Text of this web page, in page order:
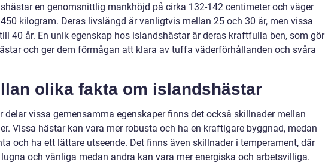
en genomsnittlig mankhöjd på cirka 132-142 centimeter och väger
kilogram. Deras livslängd är vanligtvis mellan 25 och 30 år, men vissa
40 år. En unik egenskap hos islandshästar är deras kraftfulla ben, som gör
och ger dem förmågan att klara av tuffa väderförhållanden och svåra
olika fakta om islandshästar
vissa gemensamma egenskaper finns det också skillnader mellan
Vissa hästar kan vara mer robusta och ha en kraftigare byggnad, medan
och ha ett lättare utseende. Det finns även skillnader i temperament, där
och vänliga medan andra kan vara mer energiska och arbetsvilliga.